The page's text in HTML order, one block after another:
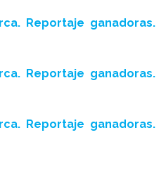
Reportaje ganadoras.
Reportaje ganadoras.
Reportaje ganadoras.